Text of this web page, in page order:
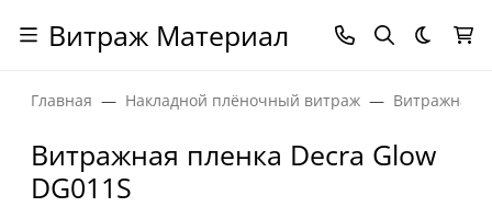
Витраж Материал Темная
Главная Накладной плёночный витраж Витражная
Витражная пленка Decra Glow
DG011S